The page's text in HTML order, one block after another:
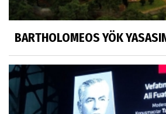
"Bir gecede millet cahil
Sosyal medya
Gönenli Mehmet efendi
RIZK
BARTHOLOMEOS YÖK